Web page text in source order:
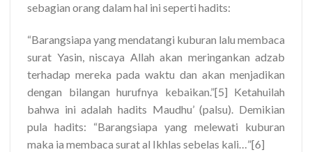
sebagian orang dalam hal ini seperti hadits:
“Barangsiapa yang mendatangi kuburan lalu membaca
surat Yasin, niscaya Allah akan meringankan adzab
terhadap mereka pada waktu dan akan menjadikan
dengan bilangan hurufnya kebaikan.”[5] Ketahuilah
bahwa ini adalah hadits Maudhu’ (palsu). Demikian
pula hadits: “Barangsiapa yang melewati kuburan
maka ia membaca surat al Ikhlas sebelas kali…”[6]